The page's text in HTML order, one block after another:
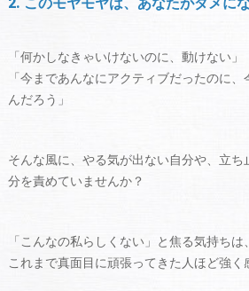
「何かしなきゃいけないのに、動けない」
「今まであんなにアクティブだったのに
んだろう」
そんな風に、やる気が出ない自分や、立ち
分を責めていませんか？
「こんなの私らしくない」と焦る気持ちは、
これまで真面目に頑張ってきた人ほど強く